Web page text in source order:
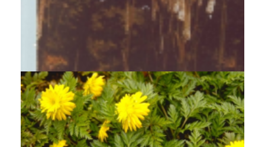
Zwarte zilverkaars
Cimicifuga racemosa var. cordifolia